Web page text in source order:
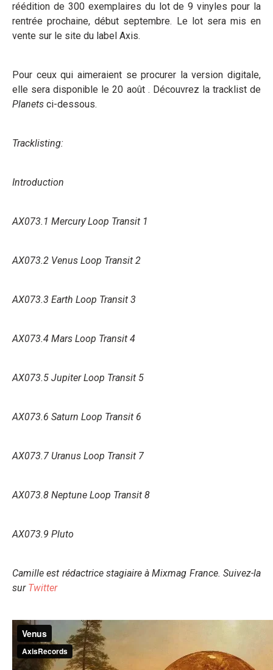
réédition de 300 exemplaires du lot de 9 vinyles pour la
rentrée prochaine, début septembre. Le lot sera mis en
vente sur le site du label Axis.
Pour ceux qui aimeraient se procurer la version digitale,
elle sera disponible le 20 août . Découvrez la tracklist de
Planets ci-dessous.
Tracklisting:
Introduction
AX073.1 Mercury Loop Transit 1
AX073.2 Venus Loop Transit 2
AX073.3 Earth Loop Transit 3
AX073.4 Mars Loop Transit 4
AX073.5 Jupiter Loop Transit 5
AX073.6 Saturn Loop Transit 6
AX073.7 Uranus Loop Transit 7
AX073.8 Neptune Loop Transit 8
AX073.9 Pluto
Camille est rédactrice stagiaire à Mixmag France. Suivez-la
sur Twitter